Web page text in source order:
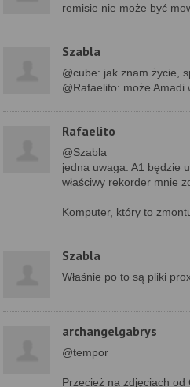
remisie nie może być
Szabla
@cube: jak znam życie,
@Rafaelito: może Amadi
Rafaelito
@Szabla
jedna uwaga: A1 będzie
właściwy rekorder mnie
Komputer, który to
Szabla
Właśnie po to są pliki
archangelgabrys
@tempor
Przecież na zdjęciach